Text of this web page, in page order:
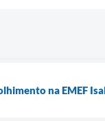
na EMEF